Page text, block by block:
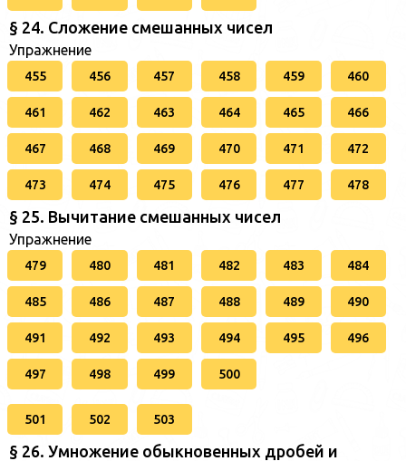
§ 24. Сложение смешанных чисел
Упражнение
455 456 457 458 459 460
461 462 463 464 465 466
467 468 469 470 471 472
473 474 475 476 477 478
§ 25. Вычитание смешанных чисел
Упражнение
479 480 481 482 483 484
485 486 487 488 489 490
491 492 493 494 495 496
497 498 499 500
501 502 503
§ 26. Умножение обыкновенных дробей и